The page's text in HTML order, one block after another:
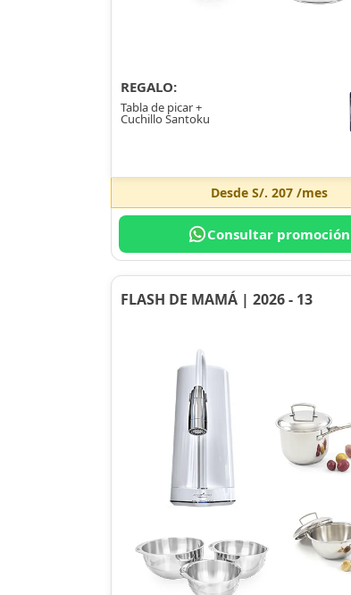
REGALO:
Tabla de picar +
Cuchillo Santoku
Desde S/. 207/mes
Consultar promoción
FLASH DE MAMÁ | 2026 - 13